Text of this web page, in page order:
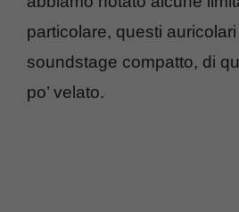
particolare, questi
soundstage compatto, di
po’ velato.